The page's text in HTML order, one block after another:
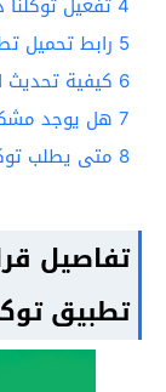
5 رابط تحميل
6 كيفية تحديث
7 هل يوجد
8 متى يطلب
تفاصيل
تطبيق